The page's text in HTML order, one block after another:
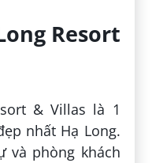
Resort
& Villas là 1
nhất Hạ Long.
và phòng khách